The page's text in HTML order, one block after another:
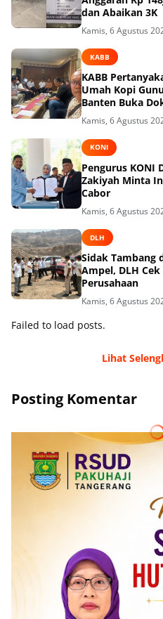
dan Abaikan 3K
Kamis, 6 Agustus
KABB
KABB
Umah Kopi
Banten Buka
Kamis, 6 Agustus
KONI
Pengurus KONI
Zakiyah Minta
Cabor
Kamis, 6 Agustus
DLH
Sidak Tambang
Ampel, DLH
Perusahaan
Kamis, 6 Agustus
Failed to load posts.
Lihat
Posting Komentar